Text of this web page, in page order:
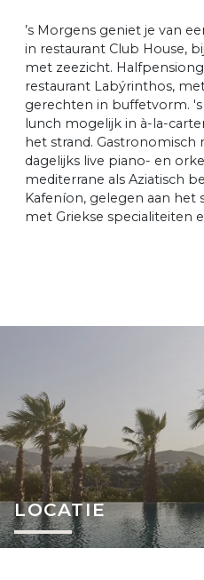
’s Morgens geniet je van
in restaurant Club House,
met zeezicht.
restaurant Labýrinthos,
gerechten in buffetvorm. 's
lunch mogelijk in à-la-
het strand. Gastronomisch
dagelijks live piano- en
mediterrane als Aziatisch
Kafeníon, gelegen aan het
met Griekse specialiteiten
LOCATIE